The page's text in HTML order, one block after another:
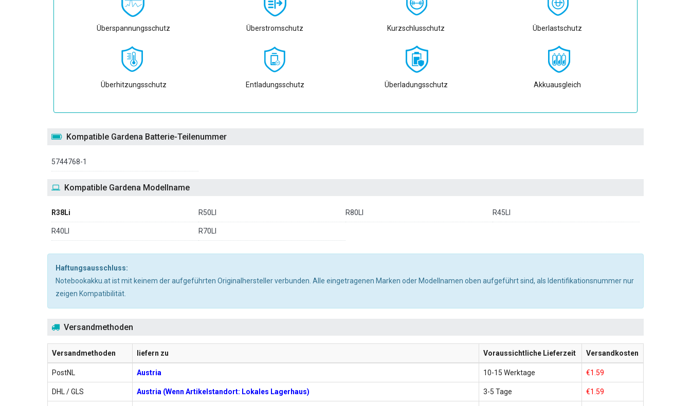
Überspannungsschutz Überstromschutz Kurzschlusschutz Überlastschutz
Überhitzungsschutz Entladungsschutz Überladungsschutz Akkuausgleich
Kompatible Gardena Batterie-Teilenummer
5744768-1
Kompatible Gardena Modellname
R38Li R50LI R80LI R45LI
R40LI R70LI
Haftungsausschluss:
Notebookakku.at ist mit keinem der aufgeführten Originalhersteller verbunden. Alle eingetragenen Marken oder Modellnamen oben aufgeführt sind, als Identifikationsnummer nur
zeigen Kompatibilität.
Versandmethoden
Versandmethoden liefern zu Voraussichtliche Lieferzeit Versandkosten
PostNL Austria 10-15 Werktage €1.59
DHL / GLS Austria (Wenn Artikelstandort: Lokales Lagerhaus) 3-5 Tage €1.59